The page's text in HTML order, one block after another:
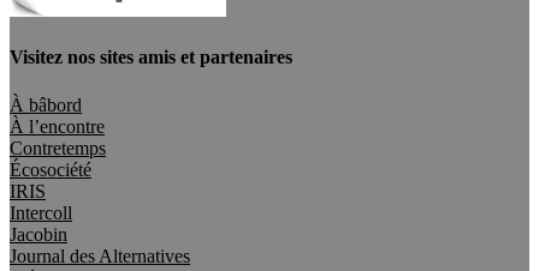
Visitez nos sites amis et partenaires
À bâbord
À l’encontre
Contretemps
Écosociété
IRIS
Intercoll
Jacobin
Journal des Alternatives